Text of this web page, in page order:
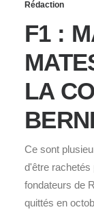
Rédaction
F1 :
LA
Ce sont
d'être rachetés
fondateurs de
quittés en